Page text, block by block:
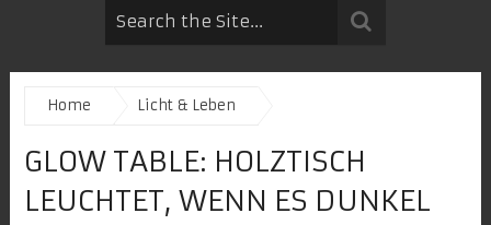
Home Licht & Leben
GLOW TABLE: HOLZTISCH
LEUCHTET, WENN ES DUNKEL